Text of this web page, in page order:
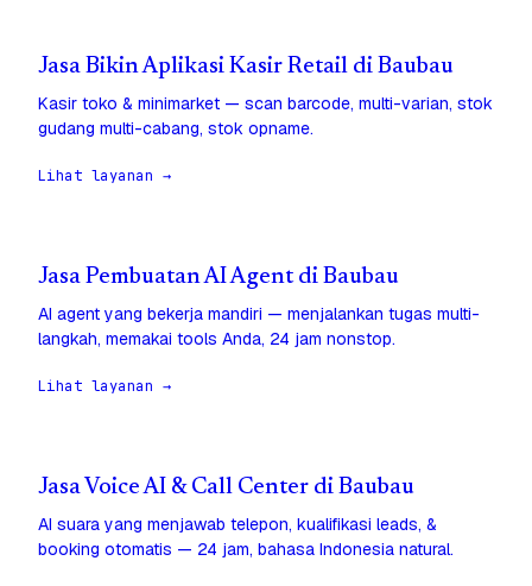
Jasa Bikin Aplikasi Kasir Retail di Baubau
Kasir toko & minimarket — scan barcode, multi-varian, stok
gudang multi-cabang, stok opname.
Lihat layanan →
Jasa Pembuatan AI Agent di Baubau
AI agent yang bekerja mandiri — menjalankan tugas multi-
langkah, memakai tools Anda, 24 jam nonstop.
Lihat layanan →
Jasa Voice AI & Call Center di Baubau
AI suara yang menjawab telepon, kualifikasi leads, &
booking otomatis — 24 jam, bahasa Indonesia natural.